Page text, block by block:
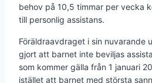
behov på 10,5 timmar per vecka
till personlig assistans.
Föräldraavdraget i sin nuvarande
gjort att barnet inte beviljas
som kommer gälla från 1 januari
istället att barnet med största